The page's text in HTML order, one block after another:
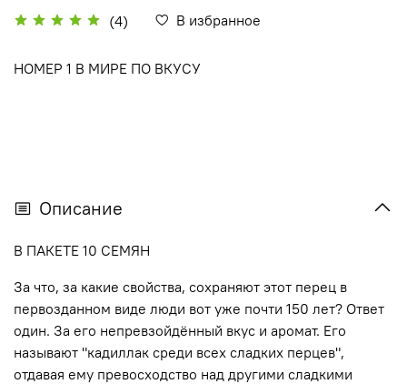
(4) В избранное
НОМЕР 1 В МИРЕ ПО ВКУСУ
Описание
В ПАКЕТЕ 10 СЕМЯН
За что, за какие свойства, сохраняют этот перец в
первозданном виде люди вот уже почти 150 лет? Ответ
один. За его непревзойдённый вкус и аромат. Его
называют "кадиллак среди всех сладких перцев",
отдавая ему превосходство над другими сладкими